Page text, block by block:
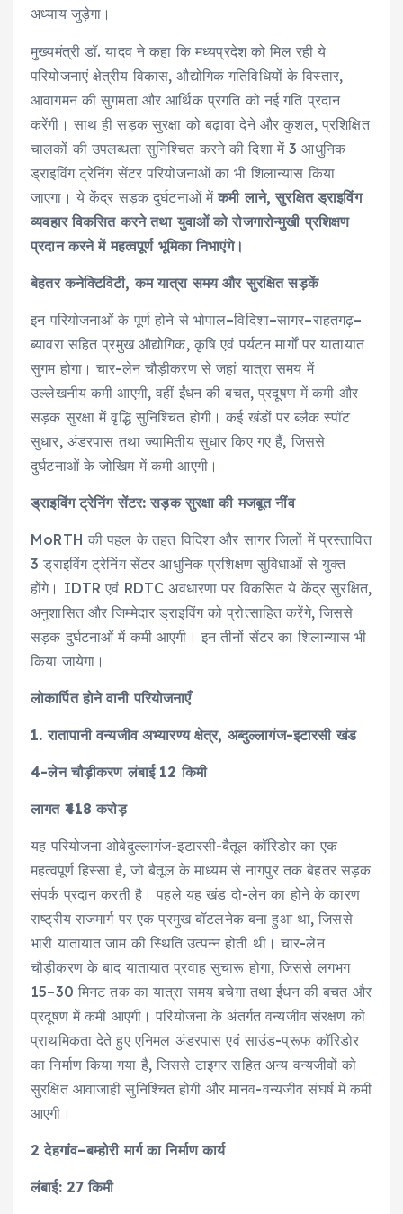
अध्याय जुड़ेगा।
मुख्यमंत्री डॉ. यादव ने कहा कि मध्यप्रदेश को मिल रही ये
परियोजनाएं क्षेत्रीय विकास, औद्योगिक गतिविधियों के विस्तार,
आवागमन की सुगमता और आर्थिक प्रगति को नई गति प्रदान
करेंगी। साथ ही सड़क सुरक्षा को बढ़ावा देने और कुशल, प्रशिक्षित
चालकों की उपलब्धता सुनिश्चित करने की दिशा में 3 आधुनिक
ड्राइविंग ट्रेनिंग सेंटर परियोजनाओं का भी शिलान्यास किया
जाएगा। ये केंद्र सड़क दुर्घटनाओं मेंकमी लाने, सुरक्षित ड्राइविंग
व्यवहार विकसित करने तथा युवाओं को रोजगारोन्मुखी प्रशिक्षण
प्रदान करने में महत्वपूर्ण भूमिका निभाएंगे।
बेहतर कनेक्टिविटी, कम यात्रा समय और सुरक्षित सड़कें
इन परियोजनाओं के पूर्ण होने से भोपाल–विदिशा–सागर–राहतगढ़–
ब्यावरा सहित प्रमुख औद्योगिक, कृषि एवं पर्यटन मार्गों पर यातायात
सुगम होगा। चार-लेन चौड़ीकरण से जहां यात्रा समय में
उल्लेखनीय कमी आएगी, वहीं ईंधन की बचत, प्रदूषण में कमी और
सड़क सुरक्षा में वृद्धि सुनिश्चित होगी। कई खंडों पर ब्लैक स्पॉट
सुधार, अंडरपास तथा ज्यामितीय सुधार किए गए हैं, जिससे
दुर्घटनाओं के जोखिम में कमी आएगी।
ड्राइविंग ट्रेनिंग सेंटर: सड़क सुरक्षा की मजबूत नींव
MoRTH की पहल के तहत विदिशा और सागर जिलों में प्रस्तावित
3 ड्राइविंग ट्रेनिंग सेंटर आधुनिक प्रशिक्षण सुविधाओं से युक्त
होंगे। IDTR एवं RDTC अवधारणा पर विकसित ये केंद्र सुरक्षित,
अनुशासित और जिम्मेदार ड्राइविंग को प्रोत्साहित करेंगे, जिससे
सड़क दुर्घटनाओं में कमी आएगी। इन तीनों सेंटर का शिलान्यास भी
किया जायेगा।
लोकार्पित होने वानी परियोजनाएँ
1. रातापानी वन्यजीव अभ्यारण्य क्षेत्र, अब्दुल्लागंज-इटारसी खंड
4-लेन चौड़ीकरण लंबाई 12 किमी
लागत ₹418 करोड़
यह परियोजना ओबेदुल्लागंज-इटारसी-बैतूल कॉरिडोर का एक
महत्वपूर्ण हिस्सा है, जो बैतूल के माध्यम से नागपुर तक बेहतर सड़क
संपर्क प्रदान करती है। पहले यह खंड दो-लेन का होने के कारण
राष्ट्रीय राजमार्ग पर एक प्रमुख बॉटलनेक बना हुआ था, जिससे
भारी यातायात जाम की स्थिति उत्पन्न होती थी। चार-लेन
चौड़ीकरण के बाद यातायात प्रवाह सुचारू होगा, जिससे लगभग
15–30 मिनट तक का यात्रा समय बचेगा तथा ईंधन की बचत और
प्रदूषण में कमी आएगी। परियोजना के अंतर्गत वन्यजीव संरक्षण को
प्राथमिकता देते हुए एनिमल अंडरपास एवं साउंड-प्रूफ कॉरिडोर
का निर्माण किया गया है, जिससे टाइगर सहित अन्य वन्यजीवों को
सुरक्षित आवाजाही सुनिश्चित होगी और मानव-वन्यजीव संघर्ष में कमी
आएगी।
2 देहगांव–बम्होरी मार्ग का निर्माण कार्य
लंबाई: 27 किमी